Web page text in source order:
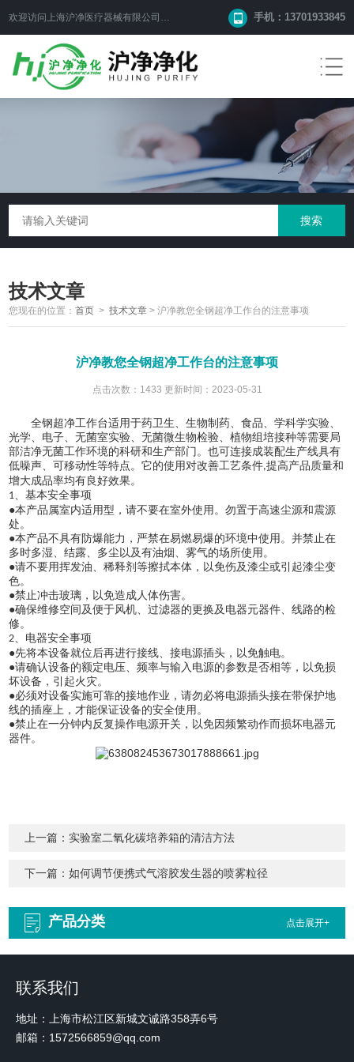
欢迎访问上海沪净医疗器械有限公司网站！ 手机：13701933845
技术文章
您现在的位置：首页 >技术文章 >沪净教您全钢超净工作台的注意事项
沪净教您全钢超净工作台的注意事项
点击次数：1433 更新时间：2023-05-31
全钢超净工作台适用于药卫生、生物制药、食品、学科学实验、
光学、电子、无菌室实验、无菌微生物检验、植物组培接种等需要局
部洁净无菌工作环境的科研和生产部门。也可连接成装配生产线具有
低噪声、可移动性等特点。它的使用对改善工艺条件,提高产品质量和
增大成品率均有良好效果。
1 、基本安全事项
●本产品属室内适用型，请不要在室外使用。勿置于高速尘源和震源
处。
●本产品不具有防爆能力，严禁在易燃易爆的环境中使用。并禁止在
多时多湿、结露、多尘以及有油烟、雾气的场所使用。
●请不要用挥发油、稀释剂等擦拭本体，以免伤及漆尘或引起漆尘变
色。
●禁止冲击玻璃，以免造成人体伤害。
●确保维修空间及便于风机、过滤器的更换及电器元器件、线路的检
修。
2 、电器安全事项
●先将本设备就位后再进行接线、接电源插头，以免触电。
●请确认设备的额定电压、频率与输入电源的参数是否相等，以免损
坏设备，引起火灾。
●必须对设备实施可靠的接地作业，请勿必将电源插头接在带保护地
线的插座上，才能保证设备的安全使用。
●禁止在一分钟内反复操作电源开关，以免因频繁动作而损坏电器元
器件。
上一篇： 实验室二氧化碳培养箱的清洁方法
下一篇：如何调节便携式气溶胶发生器的喷雾粒径
产品分类 点击展开+
联系我们
地址：上海市松江区新城文诚路358弄6号
邮箱：1572566859@qq.com